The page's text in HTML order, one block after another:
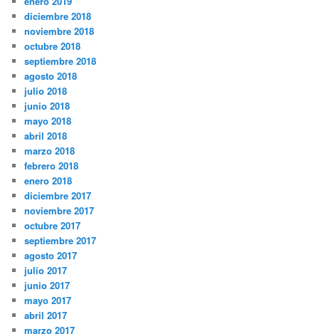
diciembre 2018
noviembre 2018
octubre 2018
septiembre 2018
agosto 2018
julio 2018
junio 2018
mayo 2018
abril 2018
marzo 2018
febrero 2018
enero 2018
diciembre 2017
noviembre 2017
octubre 2017
septiembre 2017
agosto 2017
julio 2017
junio 2017
mayo 2017
abril 2017
marzo 2017